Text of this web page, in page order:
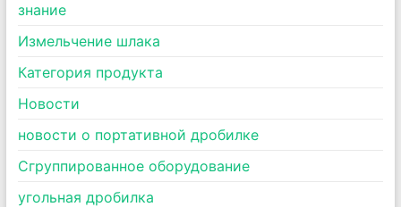
знание
Измельчение шлака
Категория продукта
Новости
новости о портативной дробилке
Сгруппированное оборудование
угольная дробилка